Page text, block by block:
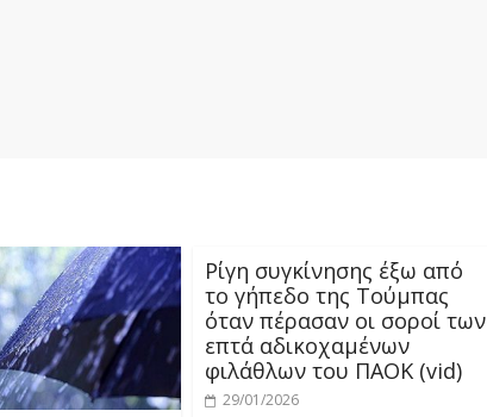
Ρίγη συγκίνησης έξω από
το γήπεδο της Τούμπας
όταν πέρασαν οι σοροί των
επτά αδικοχαμένων
φιλάθλων του ΠΑΟΚ (vid)
29/01/2026